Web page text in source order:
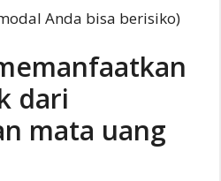
Anda bisa berisiko)
dari
mata uang